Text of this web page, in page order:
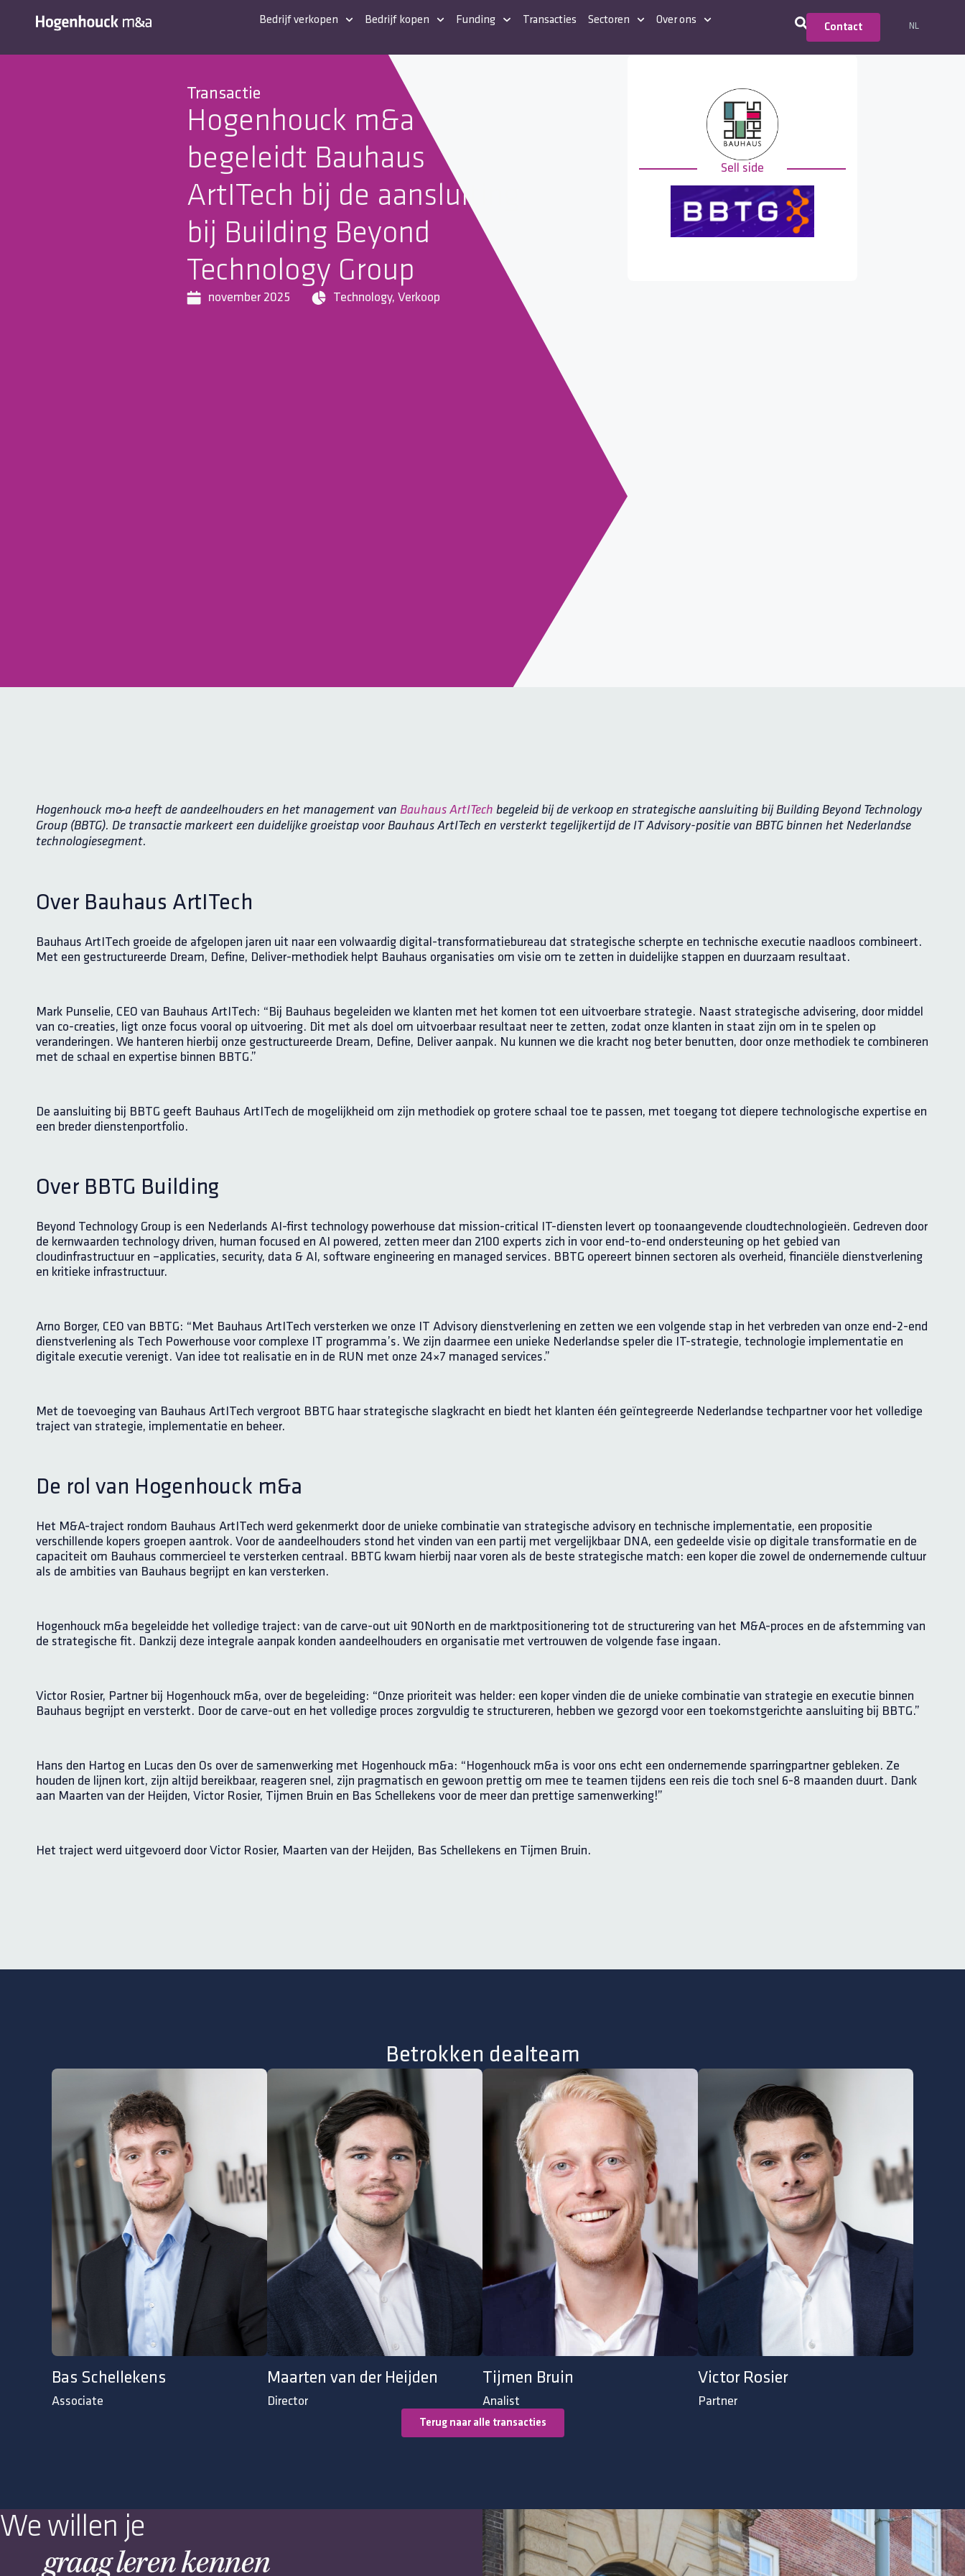
Bedrijf verkopen Bedrijf kopen Funding Transacties Sectoren Over ons
Contact NL
Transactie
Hogenhouck m&a
begeleidt Bauhaus
ArtITech bij de aansluiting
bij Building Beyond
Technology Group
november 2025 Technology, Verkoop
Sell side
Hogenhouck m&a heeft de aandeelhouders en het management van Bauhaus ArtITech begeleid bij de verkoop en strategische aansluiting bij Building Beyond Technology
Group (BBTG). De transactie markeert een duidelijke groeistap voor Bauhaus ArtITech en versterkt tegelijkertijd de IT Advisory-positie van BBTG binnen het Nederlandse
technologiesegment.
Over Bauhaus ArtITech
Bauhaus ArtITech groeide de afgelopen jaren uit naar een volwaardig digital-transformatiebureau dat strategische scherpte en technische executie naadloos combineert.
Met een gestructureerde Dream, Define, Deliver-methodiek helpt Bauhaus organisaties om visie om te zetten in duidelijke stappen en duurzaam resultaat.
Mark Punselie, CEO van Bauhaus ArtITech: “Bij Bauhaus begeleiden we klanten met het komen tot een uitvoerbare strategie. Naast strategische advisering, door middel
van co-creaties, ligt onze focus vooral op uitvoering. Dit met als doel om uitvoerbaar resultaat neer te zetten, zodat onze klanten in staat zijn om in te spelen op
veranderingen. We hanteren hierbij onze gestructureerde Dream, Define, Deliver aanpak. Nu kunnen we die kracht nog beter benutten, door onze methodiek te combineren
met de schaal en expertise binnen BBTG.”
De aansluiting bij BBTG geeft Bauhaus ArtITech de mogelijkheid om zijn methodiek op grotere schaal toe te passen, met toegang tot diepere technologische expertise en
een breder dienstenportfolio.
Over BBTG Building
Beyond Technology Group is een Nederlands AI-first technology powerhouse dat mission-critical IT-diensten levert op toonaangevende cloudtechnologieën. Gedreven door
de kernwaarden technology driven, human focused en AI powered, zetten meer dan 2100 experts zich in voor end-to-end ondersteuning op het gebied van
cloudinfrastructuur en –applicaties, security, data & AI, software engineering en managed services. BBTG opereert binnen sectoren als overheid, financiële dienstverlening
en kritieke infrastructuur.
Arno Borger, CEO van BBTG: “Met Bauhaus ArtITech versterken we onze IT Advisory dienstverlening en zetten we een volgende stap in het verbreden van onze end-2-end
dienstverlening als Tech Powerhouse voor complexe IT programma’s. We zijn daarmee een unieke Nederlandse speler die IT-strategie, technologie implementatie en
digitale executie verenigt. Van idee tot realisatie en in de RUN met onze 24×7 managed services.”
Met de toevoeging van Bauhaus ArtITech vergroot BBTG haar strategische slagkracht en biedt het klanten één geïntegreerde Nederlandse techpartner voor het volledige
traject van strategie, implementatie en beheer.
De rol van Hogenhouck m&a
Het M&A-traject rondom Bauhaus ArtITech werd gekenmerkt door de unieke combinatie van strategische advisory en technische implementatie, een propositie
verschillende kopers groepen aantrok. Voor de aandeelhouders stond het vinden van een partij met vergelijkbaar DNA, een gedeelde visie op digitale transformatie en de
capaciteit om Bauhaus commercieel te versterken centraal. BBTG kwam hierbij naar voren als de beste strategische match: een koper die zowel de ondernemende cultuur
als de ambities van Bauhaus begrijpt en kan versterken.
Hogenhouck m&a begeleidde het volledige traject: van de carve-out uit 90North en de marktpositionering tot de structurering van het M&A-proces en de afstemming van
de strategische fit. Dankzij deze integrale aanpak konden aandeelhouders en organisatie met vertrouwen de volgende fase ingaan.
Victor Rosier, Partner bij Hogenhouck m&a, over de begeleiding: “Onze prioriteit was helder: een koper vinden die de unieke combinatie van strategie en executie binnen
Bauhaus begrijpt en versterkt. Door de carve-out en het volledige proces zorgvuldig te structureren, hebben we gezorgd voor een toekomstgerichte aansluiting bij BBTG.”
Hans den Hartog en Lucas den Os over de samenwerking met Hogenhouck m&a: “Hogenhouck m&a is voor ons echt een ondernemende sparringpartner gebleken. Ze
houden de lijnen kort, zijn altijd bereikbaar, reageren snel, zijn pragmatisch en gewoon prettig om mee te teamen tijdens een reis die toch snel 6-8 maanden duurt. Dank
aan Maarten van der Heijden, Victor Rosier, Tijmen Bruin en Bas Schellekens voor de meer dan prettige samenwerking!”
Het traject werd uitgevoerd door Victor Rosier, Maarten van der Heijden, Bas Schellekens en Tijmen Bruin.
Betrokken dealteam
Bas Schellekens
Associate
Maarten van der Heijden
Director
Tijmen Bruin
Analist
Victor Rosier
Partner
Terug naar alle transacties
We willen je
graag leren kennen